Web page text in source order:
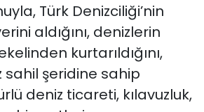
Türk Denizciliği’nin
aldığını, denizlerin
kurtarıldığını,
sahil şeridine sahip
deniz ticareti, kılavuzluk,